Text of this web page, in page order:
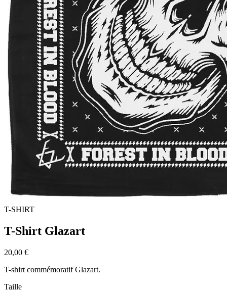
T-SHIRT
T-Shirt Glazart
20,00 €
T-shirt commémoratif Glazart.
Taille